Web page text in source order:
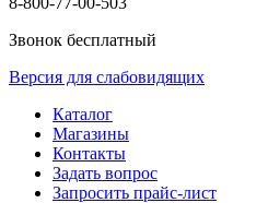
Звонок бесплатный
Версия для слабовидящих
Каталог
Магазины
Контакты
Задать вопрос
Запросить прайс-лист